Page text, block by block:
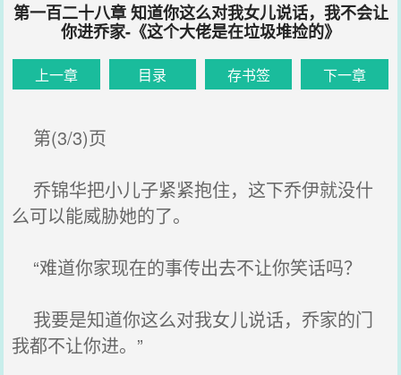
第一百二十八章 知道你这么对我女儿说话，我不会让
你进乔家-《这个大佬是在垃圾堆捡的》
上一章 目录 存书签 下一章
第(3/3)页
乔锦华把小儿子紧紧抱住，这下乔伊就没什
么可以能威胁她的了。
“难道你家现在的事传出去不让你笑话吗？
我要是知道你这么对我女儿说话，乔家的门
我都不让你进。”